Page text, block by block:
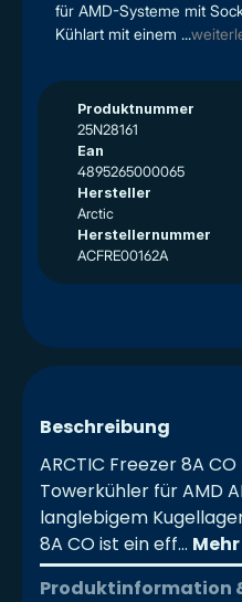
für AMD-Systeme mit
Kühlart mit einem ...
Produktnummer
25N28161
Ean
4895265000065
Hersteller
Arctic
Herstellernummer
ACFRE00162A
Beschreibung
ARCTIC Freezer 8A
Towerkühler für AMD
langlebigem
8A CO ist ein eff… Mehr
Produktinformation